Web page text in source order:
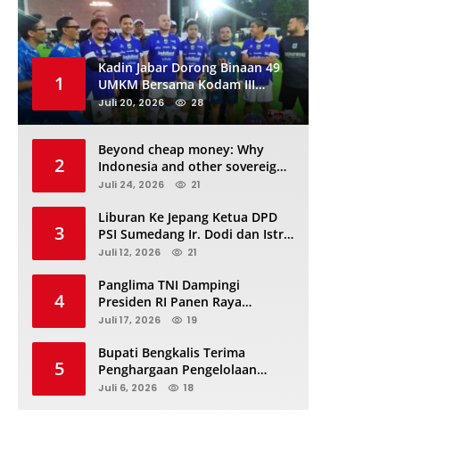
1
Kadin Jabar Dorong Binaan 49
UMKM Bersama Kodam III
Siliwangi Sambil Nobar Final
Piala Dunia, Akan Ada Investor
Juli 20, 2026 28
2
Beyond cheap money: Why
Indonesia and other sovereigns
are turning to panda bonds
Juli 24, 2026 21
3
Liburan Ke Jepang Ketua DPD
PSI Sumedang Ir. Dodi dan Istri
Kibarkan Bendera PSI “Jangan
Juli 12, 2026 21
4
Panglima TNI Dampingi
Presiden RI Panen Raya
Terpadu TNI, Perkuat
Juli 17, 2026 19
5
Bupati Bengkalis Terima
Penghargaan Pengelolaan
JDIHN Terbaik Kedua dari
Juli 6, 2026 18